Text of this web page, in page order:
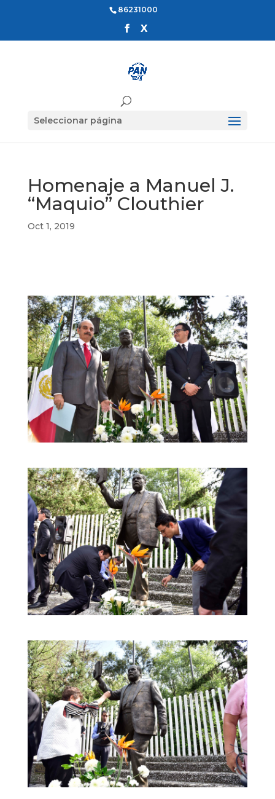
86231000
Seleccionar página
Homenaje a Manuel J.
“Maquio” Clouthier
Oct 1, 2019